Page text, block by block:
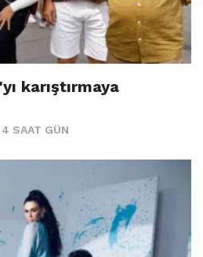
karıştırmaya
4 SAAT GÜN